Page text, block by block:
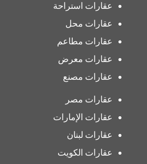
عقارات استراحة
عقارات محل
عقارات مطاعم
عقارات معرض
عقارات مصنع
عقارات مصر
عقارات الإمارات
عقارات لبنان
عقارات الكويت